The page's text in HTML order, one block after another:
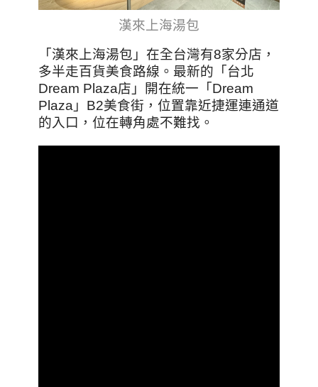
漢來上海湯包
「漢來上海湯包」在全台灣有8家分店，
多半走百貨美食路線。最新的「台北
Dream Plaza店」開在統一「Dream
Plaza」B2美食街，位置靠近捷運連通道
的入口，位在轉角處不難找。